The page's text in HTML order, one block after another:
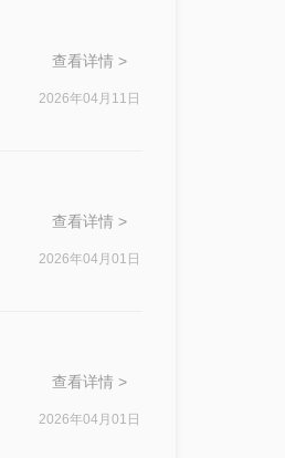
查看详情 >
2026年04月11日
查看详情 >
2026年04月01日
查看详情 >
2026年04月01日